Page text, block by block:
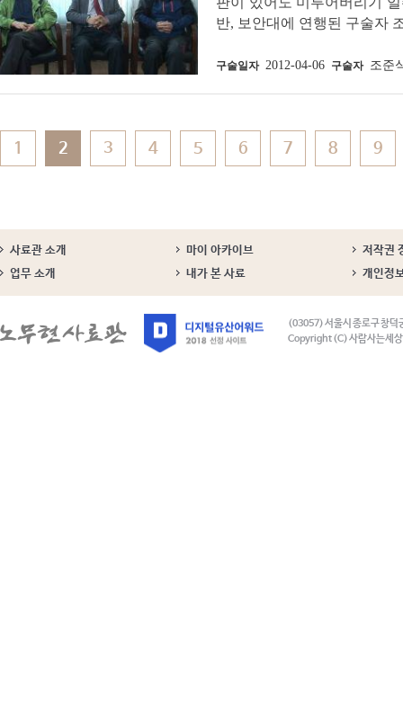
반, 보안대에 연행된 구술자
구술일자 2012-04-06 구술자 조준
1 2 3 4 5 6 7 8 9
사료관 소개 마이 아카이브
저작권
업무 소개
내가 본 사료 개인정
(03057) 서울시 종로구 창덕
Copyright (C) 사람사는세